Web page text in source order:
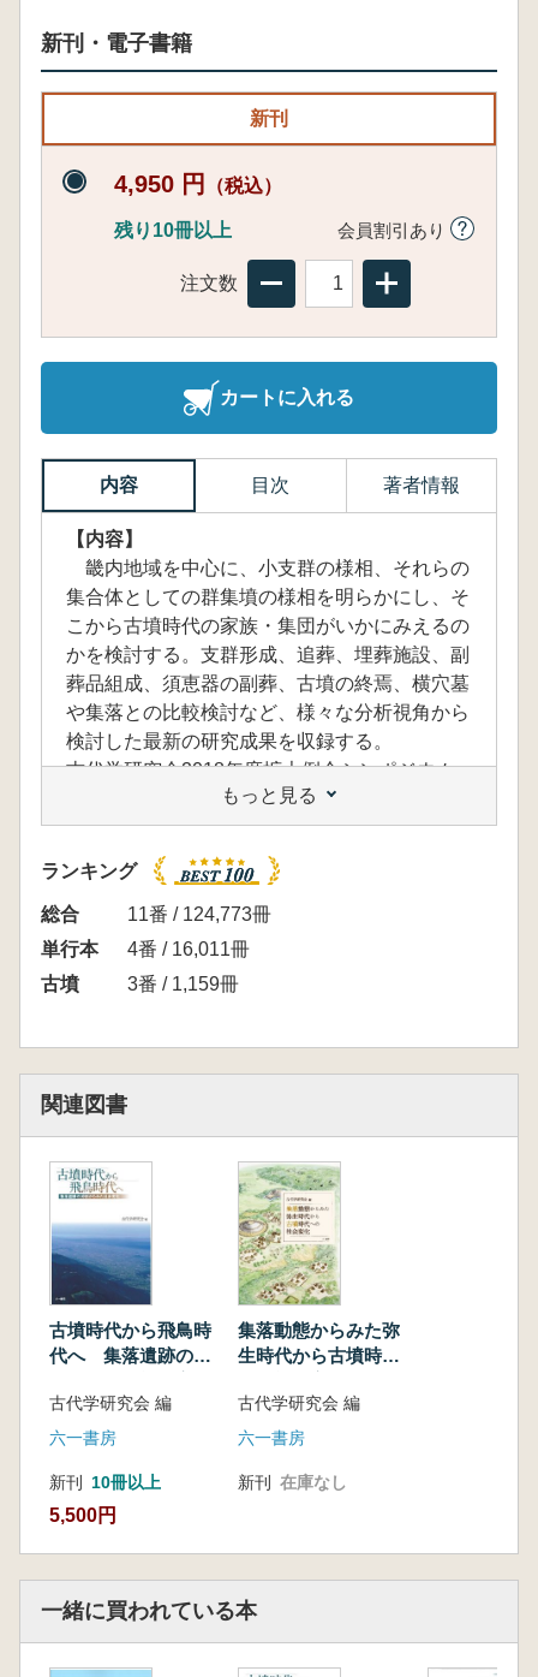
新刊・電子書籍
新刊
4,950 円 （税込）
残り10冊以上 会員割引あり
注文数
カートに入れる
内容 目次 著者情報
【内容】
畿内地域を中心に、小支群の様相、それらの
集合体としての群集墳の様相を明らかにし、そ
こから古墳時代の家族・集団がいかにみえるの
かを検討する。支群形成、追葬、埋葬施設、副
葬品組成、須恵器の副葬、古墳の終焉、横穴墓
や集落との比較検討など、様々な分析視角から
検討した最新の研究成果を収録する。
古代学研究会2018年度拡大例会シンポジウム
をもとにした成果報告書。
【正誤表】
ダウンロードはこちら(PDF)
もっと見る
ランキング
総合
11番 / 124,773冊
単行本
4番 / 16,011冊
古墳
3番 / 1,159冊
関連図書
古墳時代から飛鳥時
代へ 集落遺跡の分
古代学研究会 編
六一書房
新刊 10冊以上
5,500円
集落動態からみた弥
生時代から古墳時代
古代学研究会 編
六一書房
新刊 在庫なし
一緒に買われている本